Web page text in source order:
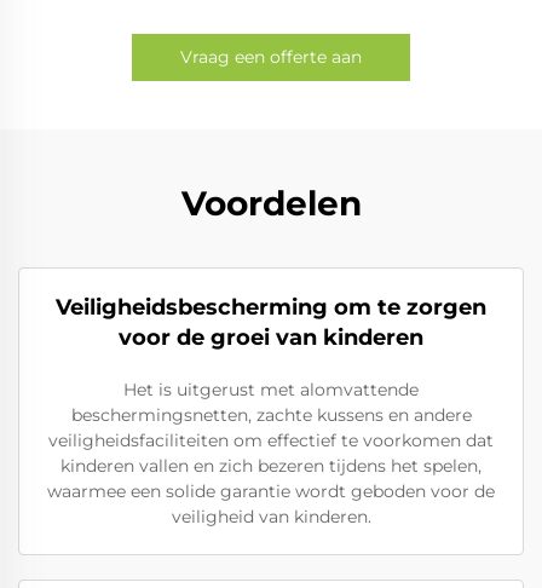
Vraag een offerte aan
Voordelen
Veiligheidsbescherming om te zorgen
voor de groei van kinderen
Het is uitgerust met alomvattende
beschermingsnetten, zachte kussens en andere
veiligheidsfaciliteiten om effectief te voorkomen dat
kinderen vallen en zich bezeren tijdens het spelen,
waarmee een solide garantie wordt geboden voor de
veiligheid van kinderen.